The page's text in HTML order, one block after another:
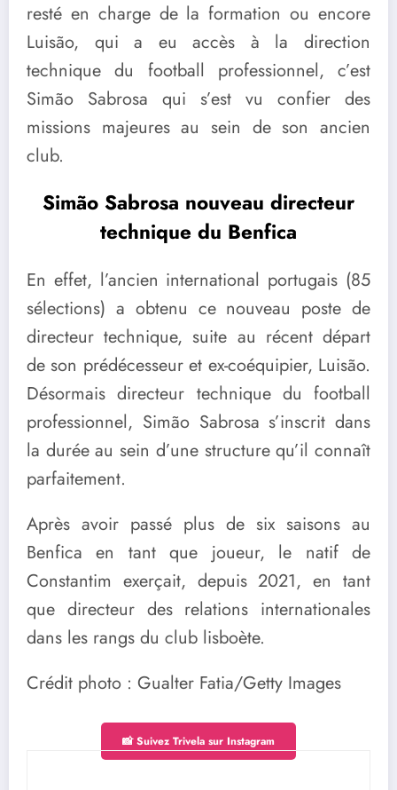
resté en charge de la formation ou encore
Luisão, qui a eu accès à la direction
technique du football professionnel, c’est
Simão Sabrosa qui s’est vu confier des
missions majeures au sein de son ancien
club.
Simão Sabrosa nouveau directeur
technique du Benfica
En effet, l’ancien international portugais (85
sélections) a obtenu ce nouveau poste de
directeur technique, suite au récent départ
de son prédécesseur et ex-coéquipier, Luisão.
Désormais directeur technique du football
professionnel, Simão Sabrosa s’inscrit dans
la durée au sein d’une structure qu’il connaît
parfaitement.
Après avoir passé plus de six saisons au
Benfica en tant que joueur, le natif de
Constantim exerçait, depuis 2021, en tant
que directeur des relations internationales
dans les rangs du club lisboète.
Crédit photo : Gualter Fatia/Getty Images
📸 Suivez Trivela sur Instagram